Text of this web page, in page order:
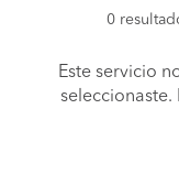
0
Este servicio
seleccionaste.